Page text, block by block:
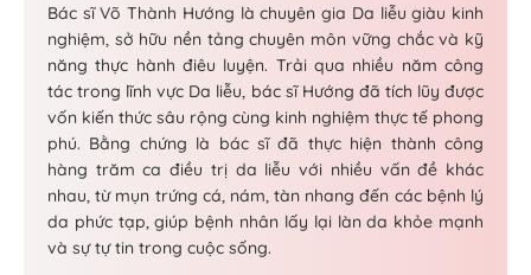
Bác sĩ Võ Thành Hướng là chuyên gia Da liễu giàu kinh
nghiệm, sở hữu nền tảng chuyên môn vững chắc và kỹ
năng thực hành điêu luyện. Trải qua nhiều năm công
tác trong lĩnh vực Da liễu, bác sĩ Hướng đã tích lũy được
vốn kiến thức sâu rộng cùng kinh nghiệm thực tế phong
phú. Bằng chứng là bác sĩ đã thực hiện thành công
hàng trăm ca điều trị da liễu với nhiều vấn đề khác
nhau, từ mụn trứng cá, nám, tàn nhang đến các bệnh lý
da phức tạp, giúp bệnh nhân lấy lại làn da khỏe mạnh
và sự tự tin trong cuộc sống.